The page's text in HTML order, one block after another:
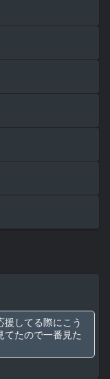
してる際にこう
たので一番見た